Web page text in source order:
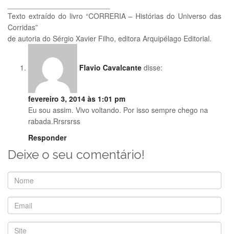
Texto extraído do livro “CORRERIA – Histórias do Universo das
Corridas”
de autoria do Sérgio Xavier Filho, editora Arquipélago Editorial.
Flavio Cavalcante disse:
fevereiro 3, 2014 às 1:01 pm
Eu sou assim. Vivo voltando. Por isso sempre chego na
rabada.Rrsrsrss
Responder
Deixe o seu comentário!